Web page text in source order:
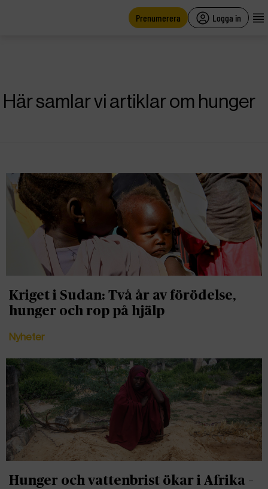
Prenumerera Logga in
Här samlar vi artiklar om hunger
Kriget i Sudan: Två år av förödelse,
hunger och rop på hjälp
Nyheter
Hunger och vattenbrist ökar i Afrika –